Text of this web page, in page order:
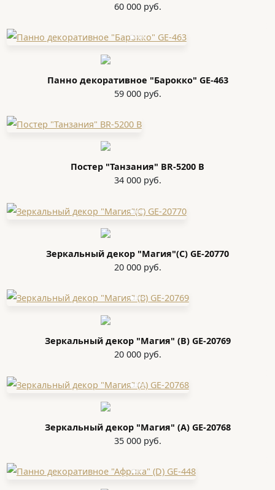
60 000 руб.
Панно декоративное "Барокко" GE-463
59 000 руб.
Постер "Танзания" BR-5200 B
34 000 руб.
Зеркальный декор "Магия"(С) GE-20770
20 000 руб.
Зеркальный декор "Магия" (В) GE-20769
20 000 руб.
Зеркальный декор "Магия" (А) GE-20768
35 000 руб.